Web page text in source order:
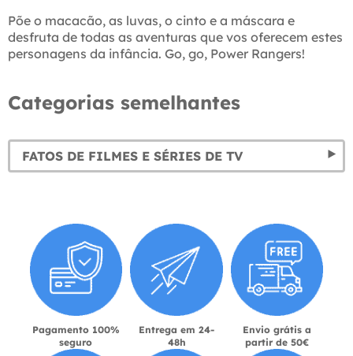
Põe o macacão, as luvas, o cinto e a máscara e
desfruta de todas as aventuras que vos oferecem estes
personagens da infância. Go, go, Power Rangers!
Categorias semelhantes
FATOS DE FILMES E SÉRIES DE TV
Pagamento 100%
seguro
Entrega em 24-
48h
Envio grátis a
partir de 50€